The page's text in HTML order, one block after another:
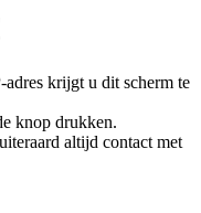
krijgt u dit scherm te
knop drukken.
altijd contact met